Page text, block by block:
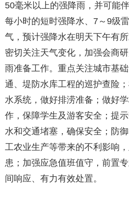
50毫米以上的强降雨，并可能
每小时的短时强降水、7～9级
气，预计强降水在明天下午有
密切关注天气变化，加强会商
雨准备工作。重点关注城市基
通、堤防水库工程的巡护查险
水系统，做好排涝准备；做好
作，保障学生及游客安全；提
水和交通堵塞，确保安全；防
工农业生产等带来的不利影响
患；加强应急值班值守，前置
间响应、有力有效处置。